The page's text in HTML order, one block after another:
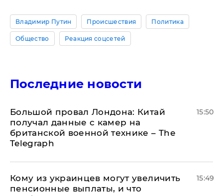
Владимир Путин Происшествия Политика
Общество Реакция соцсетей
Последние новости
Большой провал Лондона: Китай
получал данные с камер на
британской военной технике – The
Telegraph
15:50
Кому из украинцев могут увеличить
пенсионные выплаты, и что
15:49